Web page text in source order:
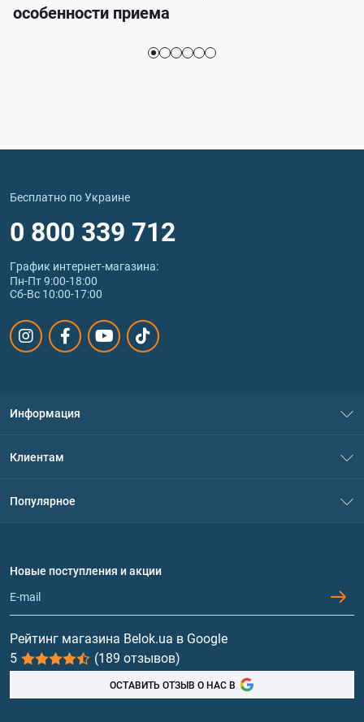
особенности приема
Бесплатно по Украине
0 800 339 712
График интернет‑магазина:
Пн-Пт 9:00-18:00
Сб-Вс 10:00-17:00
Информация
Политика конфиденциальности
Обмен и возврат
Клиентам
Популярное
Протеин
Гейнеры
Витамины и минералы
Рыбий жир, жирные кислоты
Новые поступления и акции
Рейтинг магазина Belok.ua в Google
5
(189 отзывов)
ОСТАВИТЬ ОТЗЫВ О НАС В